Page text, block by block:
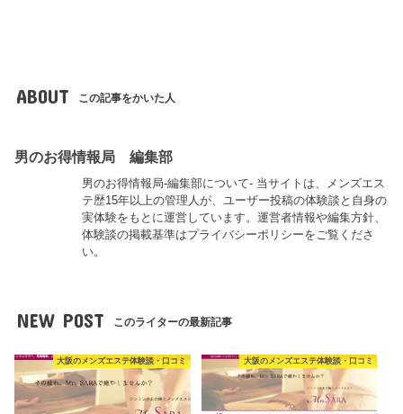
ABOUT この記事をかいた人
男のお得情報局 編集部
男のお得情報局-編集部について- 当サイトは、メンズエス
テ歴15年以上の管理人が、ユーザー投稿の体験談と自身の
実体験をもとに運営しています。運営者情報や編集方針、
体験談の掲載基準はプライバシーポリシーをご覧くださ
い。
NEW POST このライターの最新記事
大阪のメンズエステ体験談・口コミ 大阪のメンズエステ体験談・口コミ